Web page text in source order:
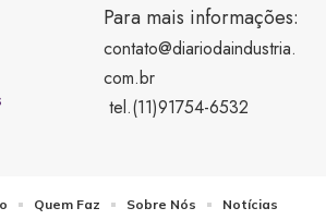
Para mais informações:
contato@diariodaindustria.
com.br
tel.(11)91754-6532
Quem Faz Sobre Nós Notícias